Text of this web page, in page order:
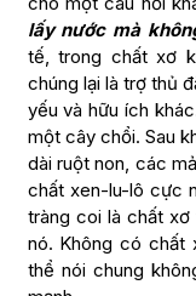
lấy nước mà
tế, trong chất xơ
chúng lại là trợ thủ
yếu và hữu ích
một cây chổi. Sau
dài ruột non, các
chất xen-lu-lô cực
tràng coi là chất
nó. Không có chất
thể nói chung